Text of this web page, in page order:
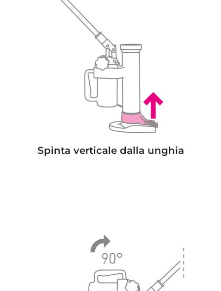
Spinta verticale dalla unghia